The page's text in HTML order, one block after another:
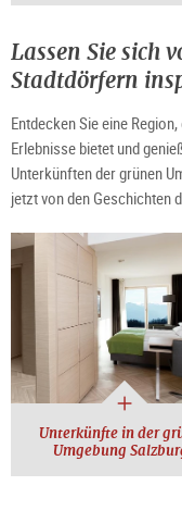
Lassen Sie sich
Stadtdörfern
Entdecken Sie eine
Erlebnisse bietet und
Unterkünften der grünen
jetzt von den Geschichten
Unterkünfte in der
Umgebung